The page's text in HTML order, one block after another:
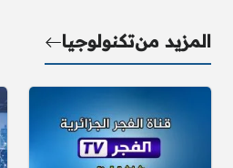
المزيد منتكنولوجيا